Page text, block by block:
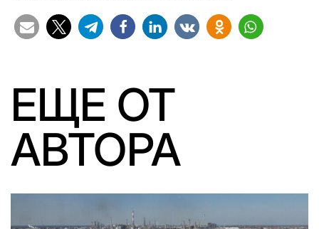
ЕЩЕ ОТ
АВТОРА